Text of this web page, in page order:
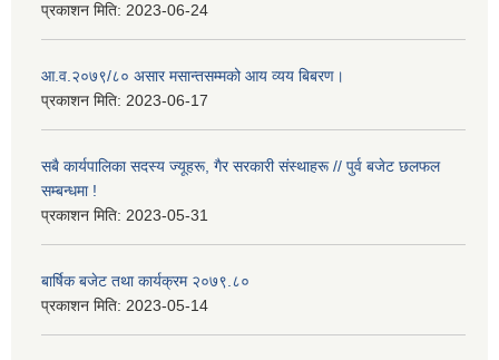
प्रकाशन मिति: 2023-06-24
आ.व.२०७९/८० असार मसान्तसम्मको आय व्यय बिबरण।
प्रकाशन मिति: 2023-06-17
सबै कार्यपालिका सदस्य ज्यूहरू, गैर सरकारी संस्थाहरू // पुर्व बजेट छलफल
सम्बन्धमा !
प्रकाशन मिति: 2023-05-31
बार्षिक बजेट तथा कार्यक्रम २०७९.८०
प्रकाशन मिति: 2023-05-14